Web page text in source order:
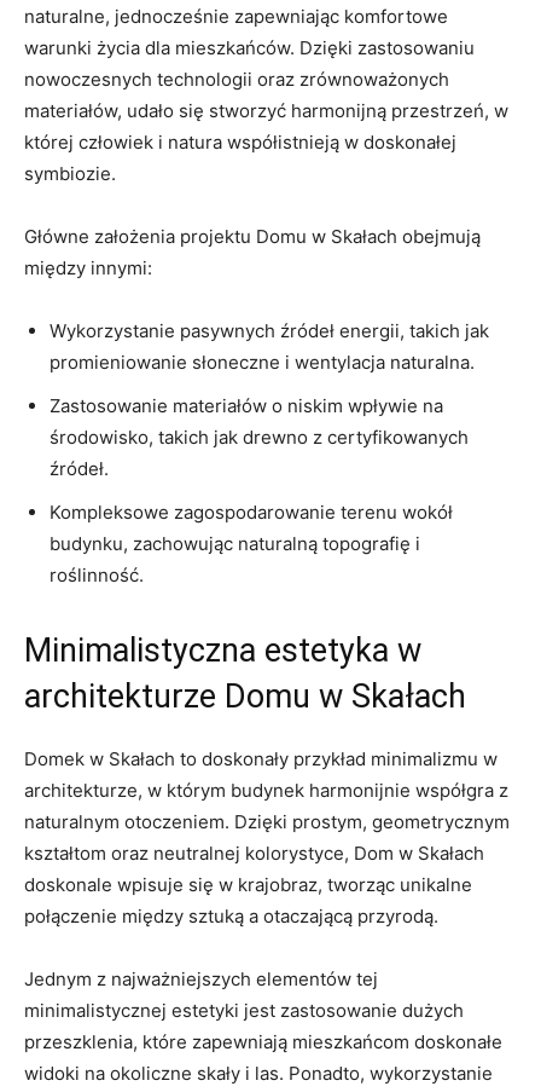
naturalne, jednocześnie zapewniając ⁣komfortowe⁣
warunki życia dla mieszkańców. Dzięki zastosowaniu
nowoczesnych⁣ technologii oraz zrównoważonych
materiałów, udało‍ się ⁣stworzyć harmonijną przestrzeń, ⁣w
której człowiek i natura ‍współistnieją w doskonałej
symbiozie.
Główne​ założenia projektu Domu w Skałach obejmują
⁣między‌ innymi:
Wykorzystanie⁣ pasywnych⁢ źródeł energii, takich jak
promieniowanie słoneczne i wentylacja naturalna.
Zastosowanie materiałów ⁤o niskim wpływie na
środowisko, takich ‍jak⁣ drewno z certyfikowanych
źródeł.
Kompleksowe‌ zagospodarowanie terenu wokół⁢
budynku, zachowując naturalną topografię i
roślinność.
Minimalistyczna estetyka w
architekturze⁣ Domu w Skałach
Domek w Skałach to doskonały przykład⁣ minimalizmu⁢ w
architekturze, w którym budynek harmonijnie współgra‍ z
naturalnym ‌otoczeniem.​ Dzięki prostym, ⁤geometrycznym
kształtom ⁤oraz neutralnej ⁤kolorystyce,⁤ Dom ⁤w Skałach
doskonale⁣ wpisuje⁣ się w‍ krajobraz, tworząc unikalne
połączenie‍ między sztuką a ⁤otaczającą ⁤przyrodą.
Jednym z najważniejszych elementów tej
minimalistycznej estetyki jest zastosowanie ⁤dużych
przeszklenia, które zapewniają mieszkańcom doskonałe‍
widoki na okoliczne​ skały ‌i⁢ las. ⁤Ponadto, wykorzystanie